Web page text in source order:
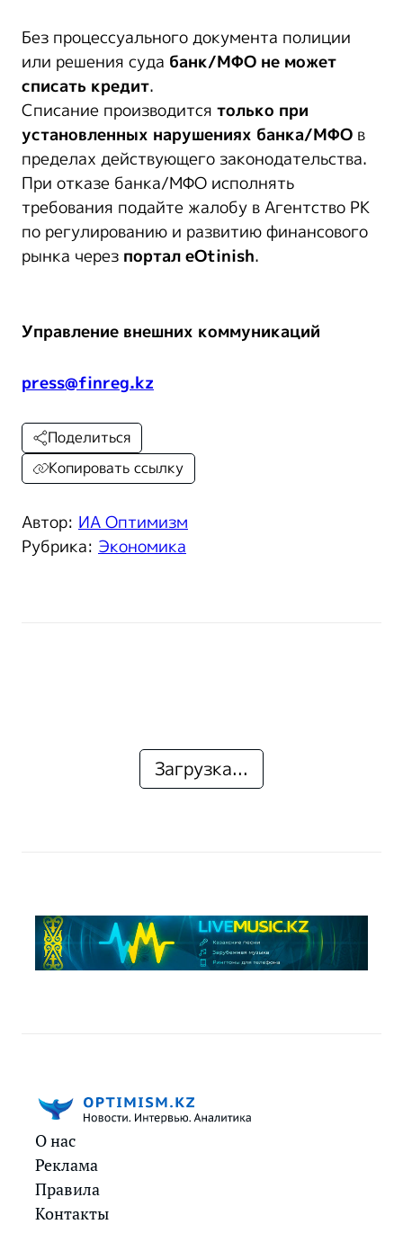
Без процессуального документа полиции
или решения суда банк/МФО не может
списать кредит.
Списание производится только при
установленных нарушениях банка/МФО в
пределах действующего законодательства.
При отказе банка/МФО исполнять
требования подайте жалобу в Агентство РК
по регулированию и развитию финансового
рынка через портал eOtinish.
Управление внешних коммуникаций
press@finreg.kz
Автор: ИА Оптимизм
Рубрика: Экономика
Поделиться
Копировать ссылку
Загрузка...
О нас
Реклама
Правила
Контакты